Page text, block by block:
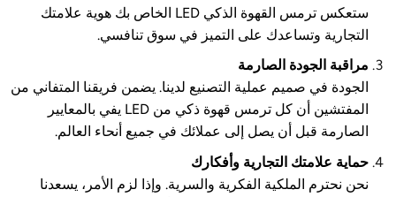
ستعكس ترمس القهوة الذكي LED الخاص بك هوية علامتك
التجارية وتساعدك على التميز في سوق تنافسي.
مراقبة الجودة الصارمة
الجودة في صميم عملية التصنيع لدينا. يضمن فريقنا المتفاني من
المفتشين أن كل ترمس قهوة ذكي من LED يفي بالمعايير
الصارمة قبل أن يصل إلى عملائك في جميع أنحاء العالم.
حماية علامتك التجارية وأفكارك
نحن نحترم الملكية الفكرية والسرية. وإذا لزم الأمر، يسعدنا